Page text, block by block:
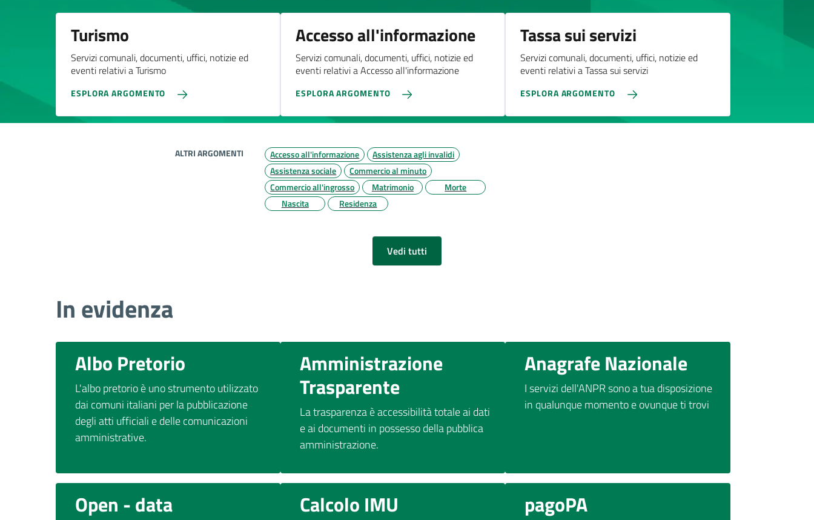
Turismo
Servizi comunali, documenti, uffici, notizie ed
eventi relativi a Turismo
ESPLORA ARGOMENTO
Accesso all'informazione
Servizi comunali, documenti, uffici, notizie ed
eventi relativi a Accesso all'informazione
ESPLORA ARGOMENTO
Tassa sui servizi
Servizi comunali, documenti, uffici, notizie ed
eventi relativi a Tassa sui servizi
ESPLORA ARGOMENTO
ALTRI ARGOMENTI Accesso all'informazione
Assistenza agli invalidi
Assistenza sociale
Commercio al minuto
Commercio all'ingrosso
Matrimonio
Morte
Nascita
Residenza
Vedi tutti
In evidenza
Albo Pretorio
L'albo pretorio è uno strumento utilizzato
dai comuni italiani per la pubblicazione
degli atti ufficiali e delle comunicazioni
amministrative.
Amministrazione
Trasparente
La trasparenza è accessibilità totale ai dati
e ai documenti in possesso della pubblica
amministrazione.
Anagrafe Nazionale
I servizi dell'ANPR sono a tua disposizione
in qualunque momento e ovunque ti trovi
Open - data Calcolo IMU pagoPA